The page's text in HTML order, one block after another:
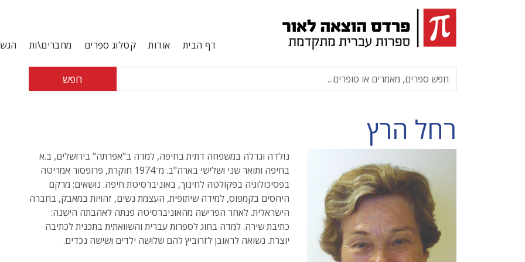
דף הבית אודות קטלוג ספרים מחברים\ות
חפש
רחל הרץ
נולדה וגדלה במשפחה דתית בחיפה, למדה ב"אפרתה" בירושלים, ב.א
בחיפה ותואר שני ושלישי בארה"ב. מ־1974 חוקרת, פרופסור אמריטה
בפסיכולוגיה בפקולטה לחינוך, באוניברסיטת חיפה. נושאים: מרקם
היחסים בקמפוס, למידה שיתופית, העצמת נשים, זהויות במאבק, בחברה
הישראלית. לאחר הפרישה מהאוניברסיטה פנתה לאהבתה הישנה:
כתיבת שירה. למדה בחוג לספרות עברית והשוואתית בתכנית לכתיבה
יוצרת. נשואה לראובן לזרוביץ להם שלושה ילדים ושישה נכדים.